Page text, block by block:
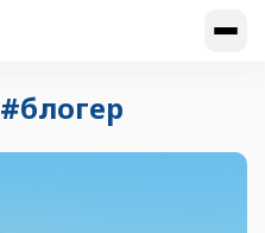
#блогер